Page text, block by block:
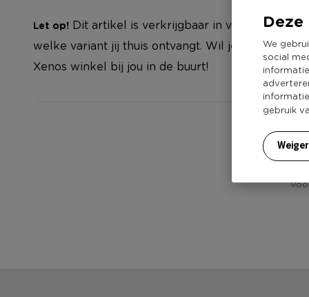
We
social
gebruik
Let op! Dit artikel is verkrijgbaar in verschillende
welke variant jij thuis ontvangt. Wil je zelf een
Xenos winkel bij jou in de buurt!
Heb jij